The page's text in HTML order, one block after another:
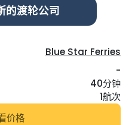
的渡轮公司
Blue Star Ferries
-
40分钟
1航次
价格